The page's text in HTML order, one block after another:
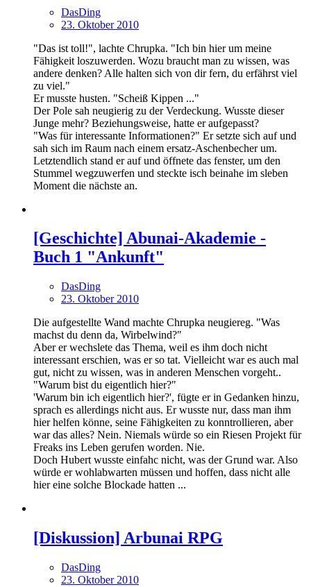
DasDing
23. Oktober 2010
"Das ist toll!", lachte Chrupka. "Ich bin hier um meine
Fähigkeit loszuwerden. Wozu braucht man zu wissen, was
andere denken? Alle halten sich von dir fern, du erfährst viel
zu viel."
Er musste husten. "Scheiß Kippen ..."
Der Pole sah neugierig zu der Verdeckung. Wusste dieser
Junge mehr? Beziehungsweise, hatte er aufgepasst?
"Was für interessante Informationen?" Er setzte sich auf und
sah sich im Raum nach einem ersatz-Aschenbecher um.
Letztendlich stand er auf und öffnete das fenster, um den
Stummel wegzuwerfen und steckte isch beinahe im sleben
Moment die nächste an.
[Geschichte] Abunai-Akademie -
Buch 1 "Ankunft"
DasDing
23. Oktober 2010
Die aufgestellte Wand machte Chrupka neugiereg. "Was
machst du denn da, Wirbelwind?"
Aber er wechslete das Thema, weil es ihm doch nicht
interessant erschien, was er so tat. Vielleicht war es auch mal
gut, nicht zu wissen, was in anderen Menschen vorgeht..
"Warum bist du eigentlich hier?"
'Warum bin ich eigentlich hier?', fügte er in Gedanken hinzu,
sprach es allerdings nicht aus. Er wusste nur, dass man ihm
hier helfen könne, seine Fähigkeiten zu konntrollieren, aber
war das alles? Nein. Niemals würde so ein Riesen Projekt für
Freaks ins Leben gerufen worden. Nie.
Doch Hubert wusste einfahc nicht, was der Grund war. Also
würde er wohlabwarten müssen und hoffen, dass nicht alle
hier eine solche Blockade hatten ...
[Diskussion] Arbunai RPG
DasDing
23. Oktober 2010